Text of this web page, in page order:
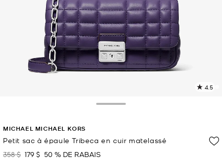
4.5
MICHAEL MICHAEL KORS
Petit sac à épaule Tribeca en cuir matelassé
était
358 $ maintenant
179 $ 50 % DE RABAIS